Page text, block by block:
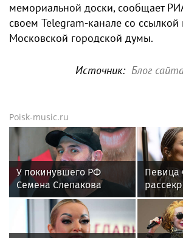
мемориальной доски, сообщает
своем Telegram-канале со ссылкой
Московской городской думы.
Источник: Блог
Poisk-music.ru
У покинувшего РФ
Семена Слепакова
нашли еще две
квартиры в Москве
Певица
дочери